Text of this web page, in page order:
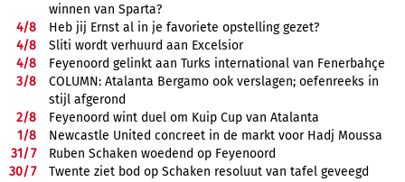
winnen van Sparta?
4/8
Heb jij Ernst al in je favoriete opstelling gezet?
4/8
Sliti wordt verhuurd aan Excelsior
4/8
Feyenoord gelinkt aan Turks international van Fenerbahçe
3/8
COLUMN: Atalanta Bergamo ook verslagen; oefenreeks in
stijl afgerond
2/8
Feyenoord wint duel om Kuip Cup van Atalanta
1/8
Newcastle United concreet in de markt voor Hadj Moussa
31/7
Ruben Schaken woedend op Feyenoord
30/7
Twente ziet bod op Schaken resoluut van tafel geveegd